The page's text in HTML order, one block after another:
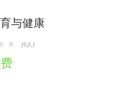
与健康
(6人)